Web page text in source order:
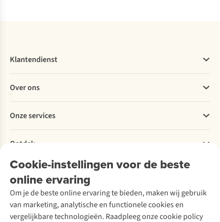
Cookie-instellingen voor de beste
online ervaring
Om je de beste online ervaring te bieden, maken wij gebruik
van marketing, analytische en functionele cookies en
vergelijkbare technologieën. Raadpleeg onze cookie policy
Klantendienst
Bestellen
Betalen
Levering
Retourneren
Bestelling herroepen
Garantie
Contact
Over ons
Explore More
Verantwoord ondernemen
Over Ayacucho
Onze winkels
Over A.S.Adventure
Toegankelijkheidsverklaring
Onze services
Ski-onderhoud
Wasservice
Schoenonderhoud
Schoenherstelling
Kledingherstelling
Ontdek
A.S.Magazine
Podcast
Explore Academy
Explore Camp
Gear Check
Meld je aan voor de nieuwsbrief